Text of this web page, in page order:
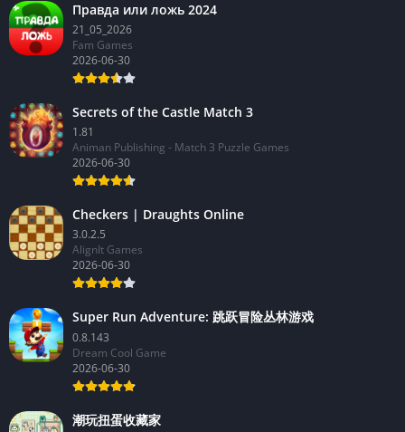
Правда или ложь 2024
21_05_2026
Fam Games
2026-06-30
Secrets of the Castle Match 3
1.81
Animan Publishing - Match 3 Puzzle Games
2026-06-30
Checkers | Draughts Online
3.0.2.5
AlignIt Games
2026-06-30
Super Run Adventure: 跳跃冒险丛林游戏
0.8.143
Dream Cool Game
2026-06-30
潮玩扭蛋收藏家